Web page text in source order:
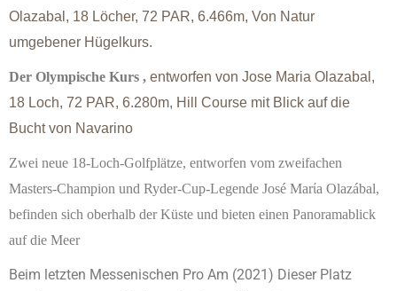
Olazabal, 18 Löcher, 72 PAR, 6.466m, Von Natur
umgebener Hügelkurs.
Der Olympische Kurs , entworfen von Jose Maria Olazabal,
18 Loch, 72 PAR, 6.280m, Hill Course mit Blick auf die
Bucht von Navarino
Zwei neue 18-Loch-Golfplätze, entworfen vom zweifachen
Masters-Champion und Ryder-Cup-Legende José Marίa Olazábal,
befinden sich oberhalb der Küste und bieten einen Panoramablick
auf die Meer
Beim letzten Messenischen Pro Am (2021) Dieser Platz